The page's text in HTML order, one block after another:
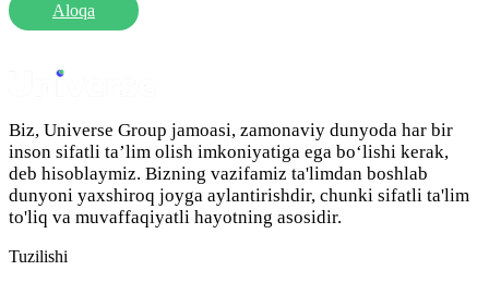
Aloqa
Biz, Universe Group jamoasi, zamonaviy dunyoda har bir
inson sifatli ta’lim olish imkoniyatiga ega bo‘lishi kerak,
deb hisoblaymiz. Bizning vazifamiz ta'limdan boshlab
dunyoni yaxshiroq joyga aylantirishdir, chunki sifatli ta'lim
to'liq va muvaffaqiyatli hayotning asosidir.
Tuzilishi